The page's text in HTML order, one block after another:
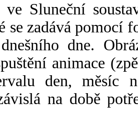
ve Sluneční
se zadává pomocí
dne.
animace
den, měsíc
na době